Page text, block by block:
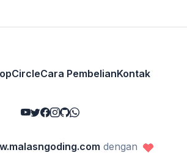
CircleCara PembelianKontak
dengan